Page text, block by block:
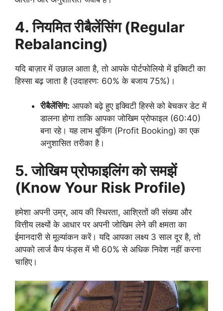
4.नियमित रीबैलेंसिंग (Regular
Rebalancing)
यदि बाज़ार में उछाल आता है, तो आपके पोर्टफोलियो में इक्विटी का
हिस्सा बढ़ जाता है (उदाहरण: 60% के बजाय 75%)।
रीबैलेंसिंग: आपको बढ़े हुए इक्विटी हिस्से को बेचकर डेट में
डालना होगा ताकि आपका जोखिम प्रोफाइल (60:40)
बना रहे। यह लाभ बुकिंग (Profit Booking) का एक
अनुशासित तरीका है।
5.जोखिम प्रोफाइलिंग को समझें
(Know Your Risk Profile)
हमेशा अपनी उम्र, आय की स्थिरता, आश्रितों की संख्या और
वित्तीय लक्ष्यों के आधार पर अपनी जोखिम लेने की क्षमता का
ईमानदारी से मूल्यांकन करें। यदि आपका लक्ष्य 3 साल दूर है, तो
आपको लार्ज कैप फंड्स में भी 60% से अधिक निवेश नहीं करना
चाहिए।